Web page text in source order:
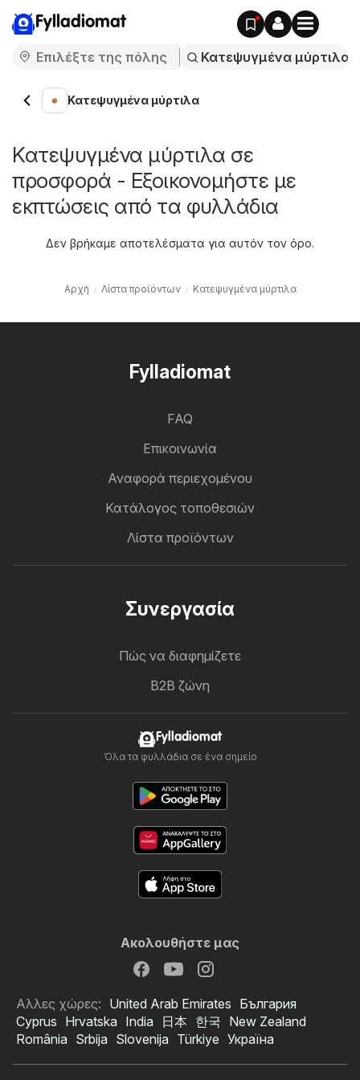
Fylladiomat
Κατεψυγμένα μύρτιλα
Κατεψυγμένα μύρτιλα σε
προσφορά - Εξοικονομήστε με
εκπτώσεις από τα φυλλάδια
Δεν βρήκαμε αποτελέσματα για αυτόν τον όρο.
Αρχή Λίστα προϊόντων Κατεψυγμένα μύρτιλα
Fylladiomat
FAQ
Επικοινωνία
Αναφορά περιεχομένου
Κατάλογος τοποθεσιών
Λίστα προϊόντων
Συνεργασία
Πώς να διαφημίζετε
B2B ζώνη
Fylladiomat
Όλα τα φυλλάδια σε ένα σημείο
Ακολουθήστε μας
Αλλες χώρες: United Arab Emirates България
Cyprus Hrvatska India 日本 한국 New Zealand
România Srbija Slovenija Türkiye Україна